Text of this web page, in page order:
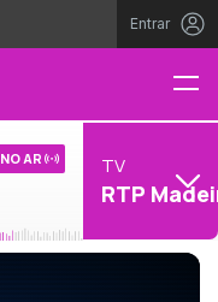
Entrar
NO AR TV
RTP